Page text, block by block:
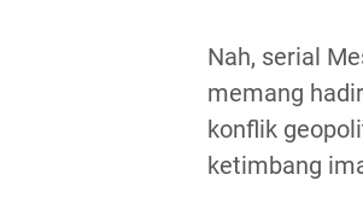
Nah, serial
memang
konflik
ketimbang